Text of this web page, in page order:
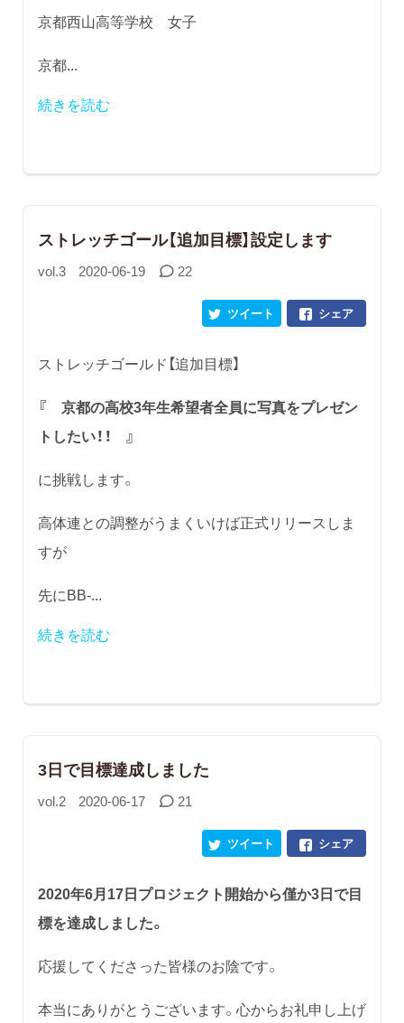
京都西山高等学校 女子
京都...
続きを読む
ストレッチゴール【追加目標】設定します
vol.3 2020-06-19 22
シェア
ツイート
ストレッチゴールド【追加目標】
『 京都の高校3年生希望者全員に写真をプレゼン
トしたい！！ 』
に挑戦します。
高体連との調整がうまくいけば正式リリースしま
すが
先にBB-...
続きを読む
3日で目標達成しました
vol.2 2020-06-17 21
シェア
ツイート
2020年6月17日プロジェクト開始から僅か3日で目
標を達成しました。
応援してくださった皆様のお陰です。
本当にありがとうございます。心からお礼申し上げ